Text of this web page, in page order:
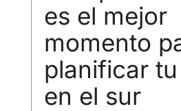
es el mejor
momento
planificar
en el sur